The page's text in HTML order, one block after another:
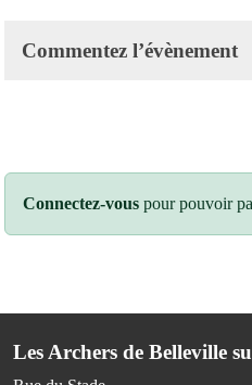
Commentez l’évènement
Connectez-vous pour pouvoir
Les Archers de Belleville